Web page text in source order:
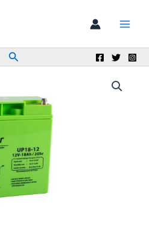
Buscar